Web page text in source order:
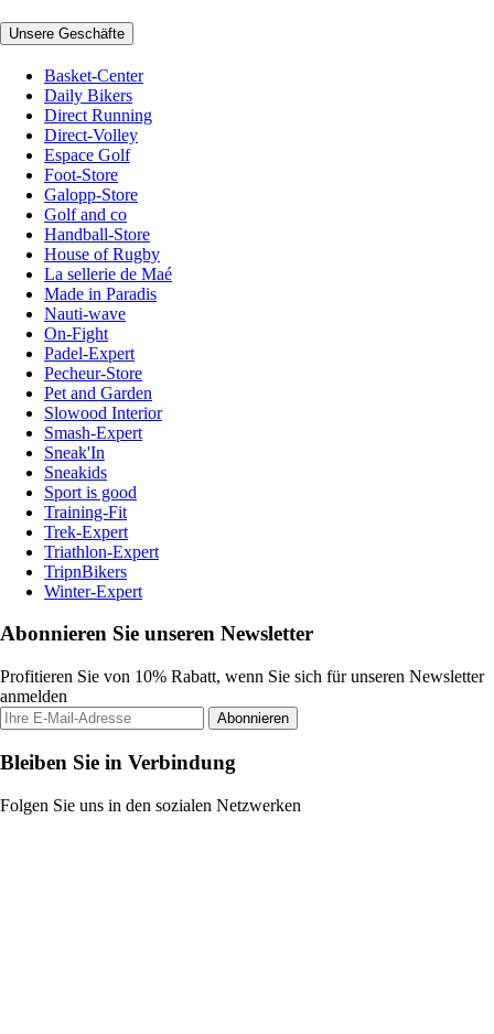
Unsere Geschäfte
Basket-Center
Daily Bikers
Direct Running
Direct-Volley
Espace Golf
Foot-Store
Galopp-Store
Golf and co
Handball-Store
House of Rugby
La sellerie de Maé
Made in Paradis
Nauti-wave
On-Fight
Padel-Expert
Pecheur-Store
Pet and Garden
Slowood Interior
Smash-Expert
Sneak'In
Sneakids
Sport is good
Training-Fit
Trek-Expert
Triathlon-Expert
TripnBikers
Winter-Expert
Abonnieren Sie unseren Newsletter
Profitieren Sie von 10% Rabatt, wenn Sie sich für unseren Newsletter
anmelden
Abonnieren
Bleiben Sie in Verbindung
Folgen Sie uns in den sozialen Netzwerken